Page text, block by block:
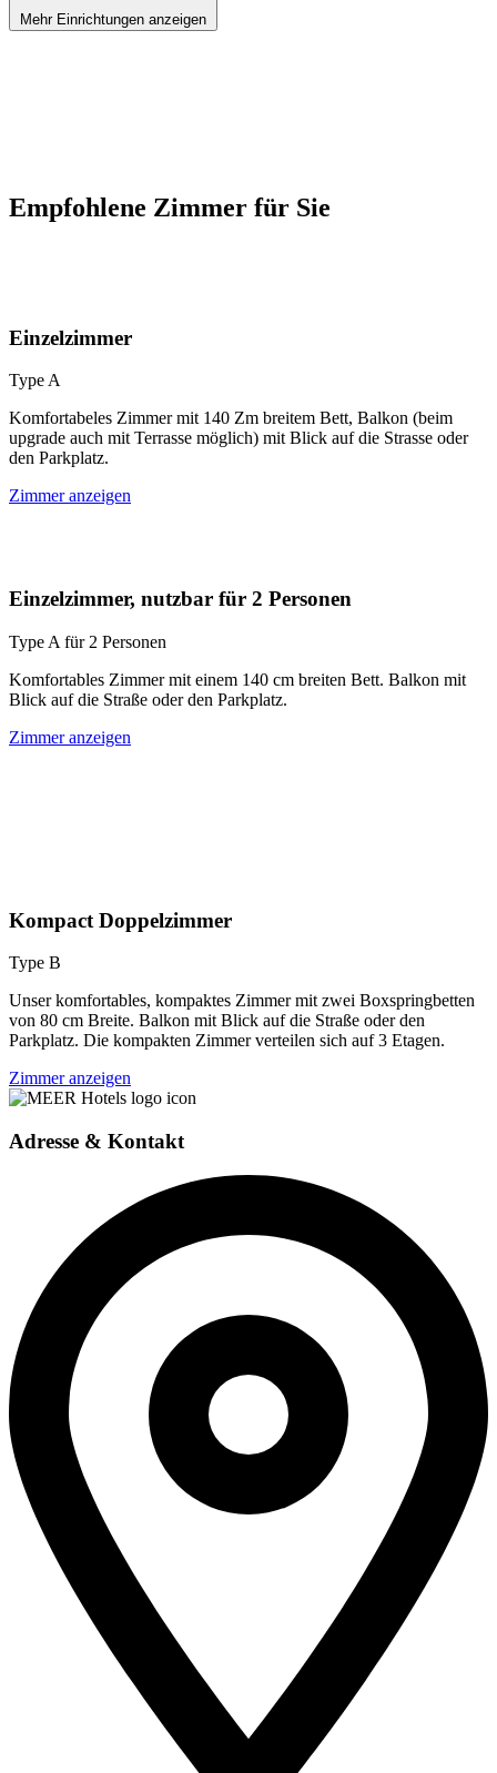
Mehr Einrichtungen anzeigen
Empfohlene Zimmer für Sie
Einzelzimmer
Type A
Komfortabeles Zimmer mit 140 Zm breitem Bett, Balkon (beim
upgrade auch mit Terrasse möglich) mit Blick auf die Strasse oder
den Parkplatz.
Zimmer anzeigen
Einzelzimmer, nutzbar für 2 Personen
Type A für 2 Personen
Komfortables Zimmer mit einem 140 cm breiten Bett. Balkon mit
Blick auf die Straße oder den Parkplatz.
Zimmer anzeigen
Kompact Doppelzimmer
Type B
Unser komfortables, kompaktes Zimmer mit zwei Boxspringbetten
von 80 cm Breite. Balkon mit Blick auf die Straße oder den
Parkplatz. Die kompakten Zimmer verteilen sich auf 3 Etagen.
Zimmer anzeigen
Adresse & Kontakt